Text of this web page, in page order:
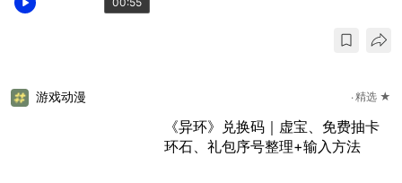
游戏动漫 精选 ★
《异环》兑换码｜虚宝、免费抽卡
环石、礼包序号整理+输入方法